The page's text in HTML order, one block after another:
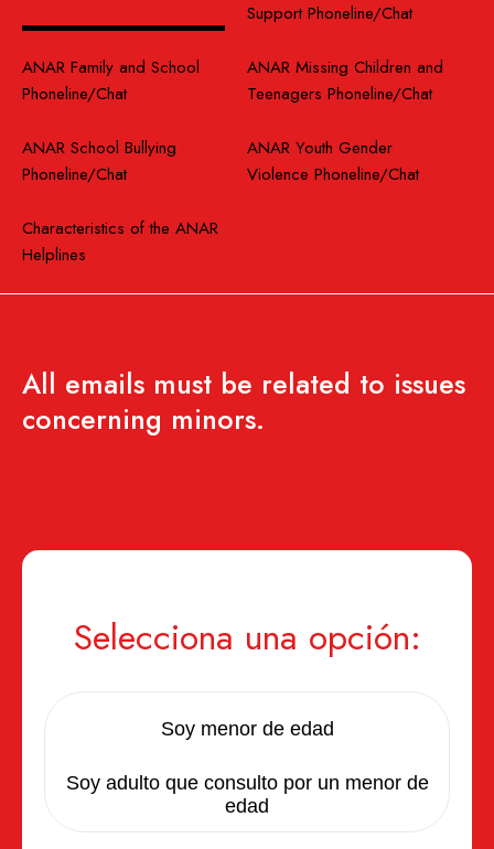
Support Phoneline/Chat
ANAR Family and School
Phoneline/Chat
ANAR Missing Children and
Teenagers Phoneline/Chat
ANAR School Bullying
Phoneline/Chat
ANAR Youth Gender
Violence Phoneline/Chat
Characteristics of the ANAR
Helplines
All emails must be related to issues
concerning minors.
Selecciona una opción:
Soy menor de edad
Soy adulto que consulto por un menor de
edad